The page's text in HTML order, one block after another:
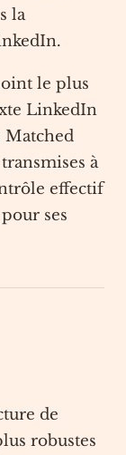
la
le plus
LinkedIn
Matched
à
effectif
ses
de
robustes